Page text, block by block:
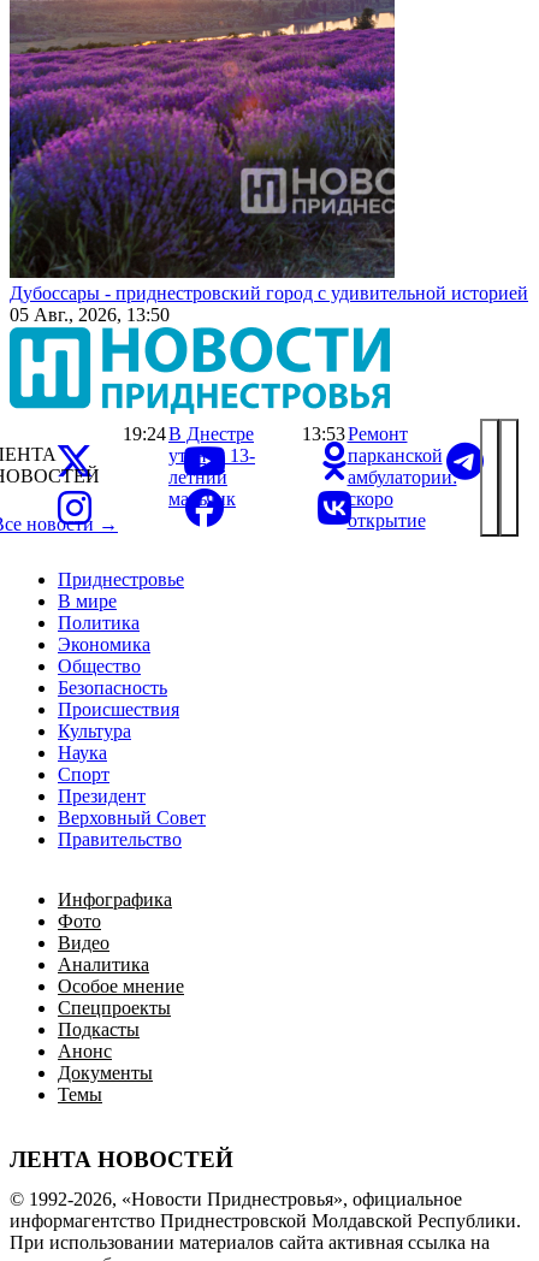
Дубоссары - приднестровский город с удивительной историей
05 Авг., 2026, 13:50
Приднестровье
В мире
Политика
Экономика
Общество
Безопасность
Происшествия
Культура
Наука
Спорт
Президент
Верховный Совет
Правительство
Инфографика
Фото
Видео
Аналитика
Особое мнение
Спецпроекты
Подкасты
Анонс
Документы
Темы
ЛЕНТА НОВОСТЕЙ
новости →
19:24В Днестре
утонул 13-
летний
мальчик
13:53Ремонт
парканской
амбулатории:
скоро
открытие
© 1992-2026, «Новости Приднестровья», официальное
информагентство Приднестровской Молдавской Республики.
При использовании материалов сайта активная ссылка на